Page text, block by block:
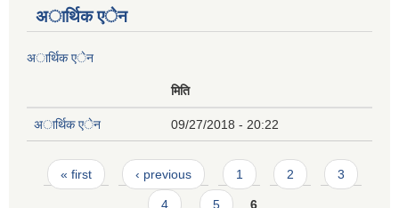
अार्थिक एेन
अार्थिक एेन
मिति
अार्थिक एेन 09/27/2018 - 20:22
Pages
« first ‹ previous 1 2 3
4 5 6